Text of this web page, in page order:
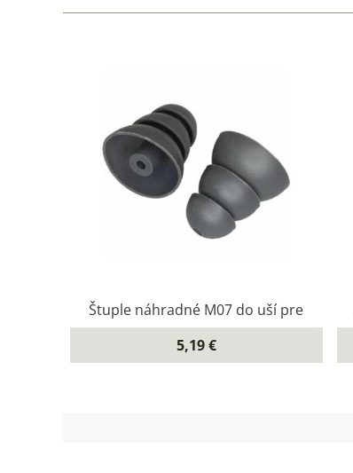
Štuple náhradné M07 do uší pre
5,19 €